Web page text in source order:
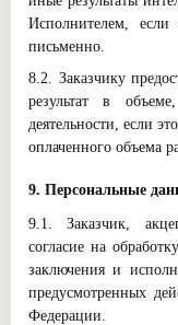
Исполнителем,
письменно.
8.2. Заказчику
результат в
деятельности, если
оплаченного объема
9. Персональные
9.1. Заказчик,
согласие на
заключения и
предусмотренных
Федерации.